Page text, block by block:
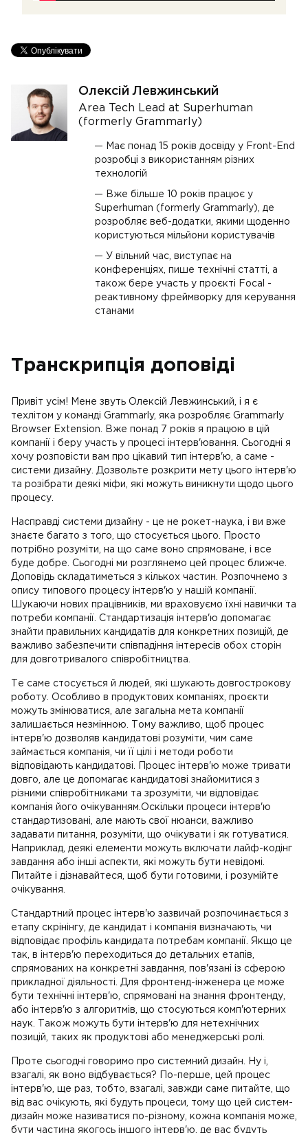
Олексій Левжинський
Area Tech Lead at Superhuman
(formerly Grammarly)
Має понад 15 років досвіду у Front-End
розробці з використанням різних
технологій
Вже більше 10 років працює у
Superhuman (formerly Grammarly), де
розробляє веб-додатки, якими щоденно
користуються мільйони користувачів
У вільний час, виступає на
конференціях, пише технічні статті, а
також бере участь у проєкті Focal -
реактивному фреймворку для керування
станами
Транскрипція доповіді
Привіт усім! Мене звуть Олексій Левжинський, і я є
техлітом у команді Grammarly, яка розробляє Grammarly
Browser Extension. Вже понад 7 років я працюю в цій
компанії і беру участь у процесі інтерв'ювання. Сьогодні я
хочу розповісти вам про цікавий тип інтерв'ю, а саме -
системи дизайну. Дозвольте розкрити мету цього інтерв'ю
та розібрати деякі міфи, які можуть виникнути щодо цього
процесу.
Насправді системи дизайну - це не рокет-наука, і ви вже
знаєте багато з того, що стосується цього. Просто
потрібно розуміти, на що саме воно спрямоване, і все
буде добре. Сьогодні ми розглянемо цей процес ближче.
Доповідь складатиметься з кількох частин. Розпочнемо з
опису типового процесу інтерв'ю у нашій компанії.
Шукаючи нових працівників, ми враховуємо їхні навички та
потреби компанії. Стандартизація інтерв'ю допомагає
знайти правильних кандидатів для конкретних позицій, де
важливо забезпечити співпадіння інтересів обох сторін
для довготривалого співробітництва.
Те саме стосується й людей, які шукають довгострокову
роботу. Особливо в продуктових компаніях, проєкти
можуть змінюватися, але загальна мета компанії
залишається незмінною. Тому важливо, щоб процес
інтерв'ю дозволяв кандидатові розуміти, чим саме
займається компанія, чи її цілі і методи роботи
відповідають кандидатові. Процес інтерв'ю може тривати
довго, але це допомагає кандидатові знайомитися з
різними співробітниками та зрозуміти, чи відповідає
компанія його очікуванням.Оскільки процеси інтерв'ю
стандартизовані, але мають свої нюанси, важливо
задавати питання, розуміти, що очікувати і як готуватися.
Наприклад, деякі елементи можуть включати лайф-кодінг
завдання або інші аспекти, які можуть бути невідомі.
Питайте і дізнавайтеся, щоб бути готовими, і розумійте
очікування.
Стандартний процес інтерв'ю зазвичай розпочинається з
етапу скрінінгу, де кандидат і компанія визначають, чи
відповідає профіль кандидата потребам компанії. Якщо це
так, в інтерв'ю переходиться до детальних етапів,
спрямованих на конкретні завдання, пов'язані із сферою
прикладної діяльності. Для фронтенд-інженера це може
бути технічні інтерв'ю, спрямовані на знання фронтенду,
або інтерв'ю з алгоритмів, що стосуються комп'ютерних
наук. Також можуть бути інтерв'ю для нетехнічних
позицій, таких як продуктові або менеджерські ролі.
Проте сьогодні говоримо про системний дизайн. Ну і,
взагалі, як воно відбувається? По-перше, цей процес
інтерв'ю, ще раз, тобто, взагалі, завжди саме питайте, що
від вас очікують, які будуть процеси, тому що цей систем-
дизайн може називатися по-різному, кожна компанія може,
бути частина якогось іншого інтерв'ю, де вас будуть